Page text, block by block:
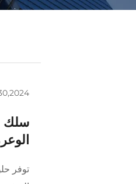
سلك